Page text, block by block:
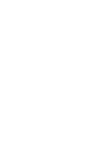
изделия в
бренда.
хранения,